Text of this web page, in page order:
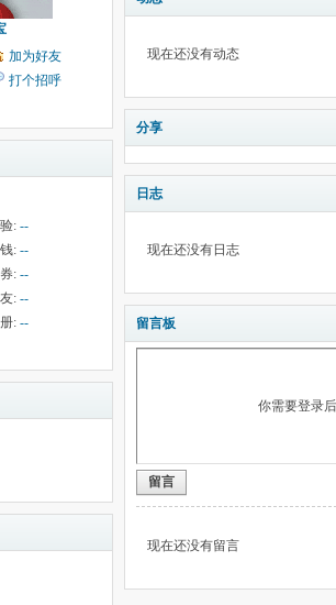
加为好友
打个招呼
: --
: --
: --
: --
: --
现在还没有动态
分享
日志
现在还没有日志
留言板
你需要登录
留言
现在还没有留言